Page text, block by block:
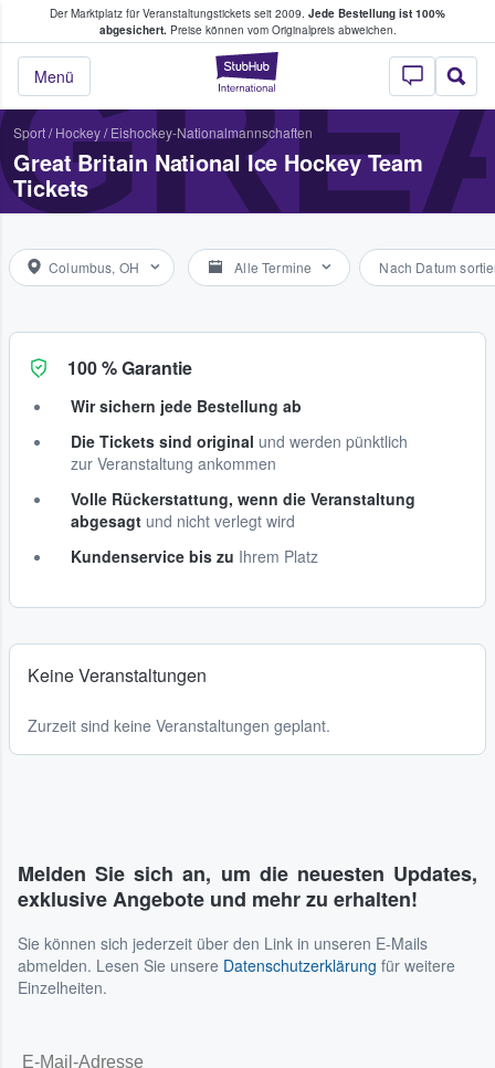
Der Marktplatz für Veranstaltungstickets seit 2009. Jede Bestellung ist 100%
abgesichert.Preise können vom Originalpreis abweichen.
StubHub - Wo
Menü
Tickets kaufen & verkaufen
Sport/ Hockey/ Eishockey-Nationalmannschaften
Great Britain National Ice Hockey Team
Tickets
Columbus, OH Alle Termine Nach Datum
100 % Garantie
Wir sichern jede Bestellung ab
Die Tickets sind original und werden pünktlich
zur Veranstaltung ankommen
Volle Rückerstattung, wenn die Veranstaltung
abgesagt und nicht verlegt wird
Kundenservice bis zu Ihrem Platz
Keine Veranstaltungen
Zurzeit sind keine Veranstaltungen geplant.
Melden Sie sich an, um die neuesten Updates,
exklusive Angebote und mehr zu erhalten!
Sie können sich jederzeit über den Link in unseren E-Mails
abmelden. Lesen Sie unsere Datenschutzerklärung für weitere
Einzelheiten.